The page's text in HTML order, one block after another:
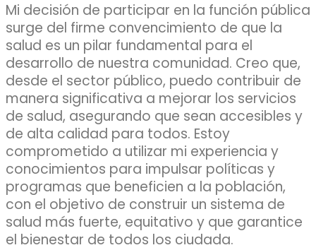
Mi decisión de participar en la función pública
surge del firme convencimiento de que la
salud es un pilar fundamental para el
desarrollo de nuestra comunidad. Creo que,
desde el sector público, puedo contribuir de
manera significativa a mejorar los servicios
de salud, asegurando que sean accesibles y
de alta calidad para todos. Estoy
comprometido a utilizar mi experiencia y
conocimientos para impulsar políticas y
programas que beneficien a la población,
con el objetivo de construir un sistema de
salud más fuerte, equitativo y que garantice
el bienestar de todos los ciudada.